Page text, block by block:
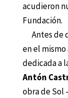
acudieron
Fundación.
Antes de
en el
dedicada a
Antón
obra de Sol